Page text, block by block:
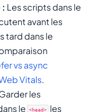
Les scripts dans le
avant les
tard dans le
vs async
Vitals.
les
le
<head> les